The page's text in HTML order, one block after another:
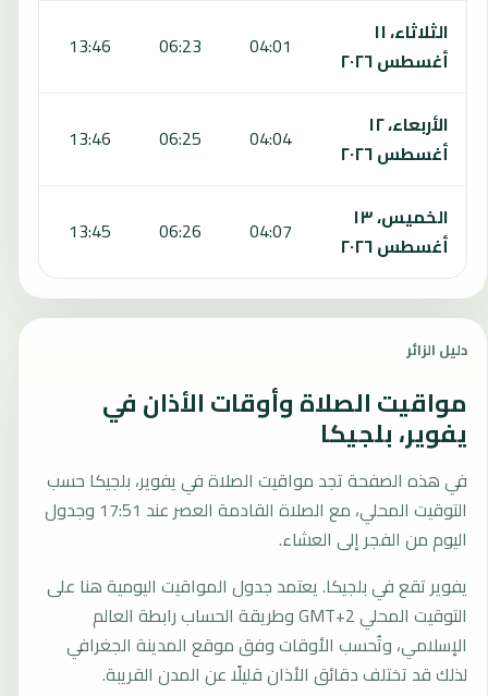
الثلاثاء، ١١
أغسطس ٢٠٢٦
04:01
06:23
13:46
الأربعاء، ١٢
أغسطس ٢٠٢٦
04:04
06:25
13:46
الخميس، ١٣
أغسطس ٢٠٢٦
04:07
06:26
13:45
دليل الزائر
مواقيت الصلاة وأوقات الأذان في
يفوير، بلجيكا
في هذه الصفحة تجد مواقيت الصلاة في يفوير، بلجيكا حسب
التوقيت المحلي، مع الصلاة القادمة العصر عند 17:51 وجدول
اليوم من الفجر إلى العشاء.
يفوير تقع في بلجيكا. يعتمد جدول المواقيت اليومية هنا على
التوقيت المحلي GMT+2 وطريقة الحساب رابطة العالم
الإسلامي، وتُحسب الأوقات وفق موقع المدينة الجغرافي
لذلك قد تختلف دقائق الأذان قليلًا عن المدن القريبة.